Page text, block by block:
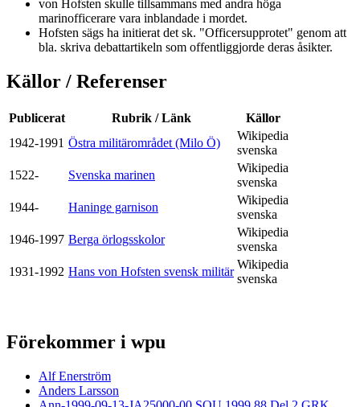
von Hofsten skulle tillsammans med andra höga
marinofficerare vara inblandade i mordet.
Hofsten sägs ha initierat det sk. "Officersupprotet" genom att
bla. skriva debattartikeln som offentliggjorde deras åsikter.
Källor / Referenser
Publicerat Rubrik / Länk
Källor
1942-1991 Östra militärområdet (Milo Ö)
Wikipedia
svenska
1522-
Svenska marinen
Wikipedia
svenska
1944-
Haninge garnison
Wikipedia
svenska
1946-1997 Berga örlogsskolor
Wikipedia
svenska
1931-1992 Hans von Hofsten svensk militär
Wikipedia
svenska
Förekommer i wpu
Alf Enerström
Anders Larsson